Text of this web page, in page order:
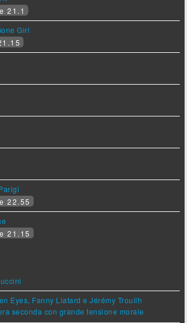
21.1
Girl
22.55
21.15
Eyes, Fanny Liatard e Jérémy Trouilh
seconda con grande tensione morale